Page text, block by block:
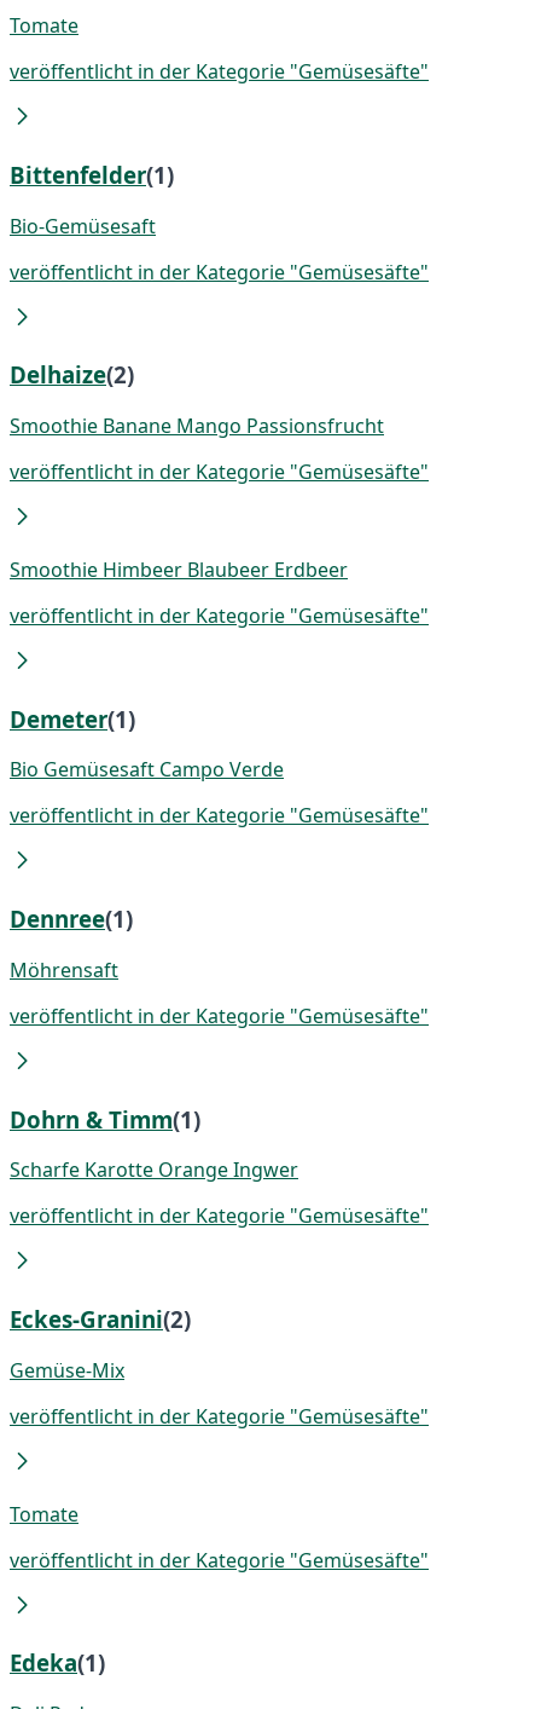
Tomate
veröffentlicht in der Kategorie "Gemüsesäfte"
Bittenfelder(1)
Bio-Gemüsesaft
veröffentlicht in der Kategorie "Gemüsesäfte"
Delhaize(2)
Smoothie Banane Mango Passionsfrucht
veröffentlicht in der Kategorie "Gemüsesäfte"
Smoothie Himbeer Blaubeer Erdbeer
veröffentlicht in der Kategorie "Gemüsesäfte"
Demeter(1)
Bio Gemüsesaft Campo Verde
veröffentlicht in der Kategorie "Gemüsesäfte"
Dennree(1)
Möhrensaft
veröffentlicht in der Kategorie "Gemüsesäfte"
Dohrn & Timm(1)
Scharfe Karotte Orange Ingwer
veröffentlicht in der Kategorie "Gemüsesäfte"
Eckes-Granini(2)
Gemüse-Mix
veröffentlicht in der Kategorie "Gemüsesäfte"
Tomate
veröffentlicht in der Kategorie "Gemüsesäfte"
Edeka(1)